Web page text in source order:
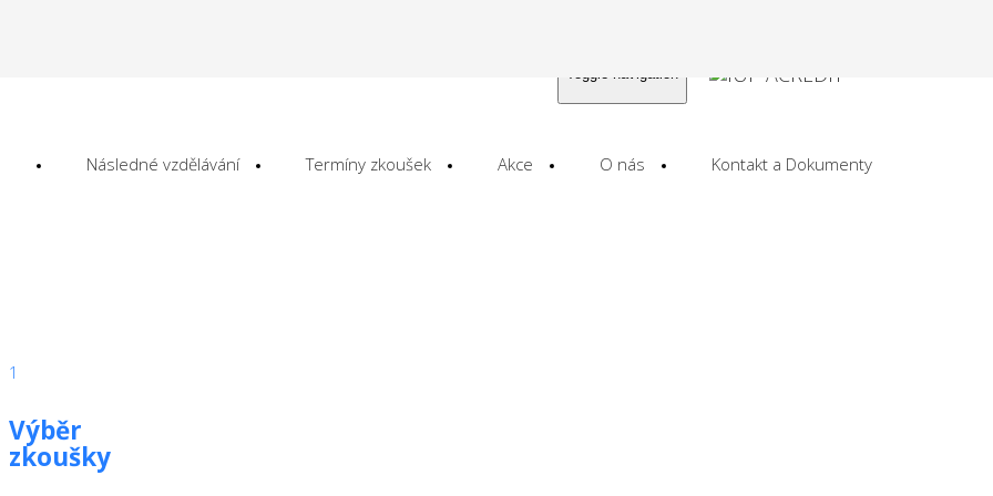
Toggle navigation
Následné vzdělávání Termíny zkoušek Akce O nás Kontakt a Dokumenty
1
Výběr
zkoušky